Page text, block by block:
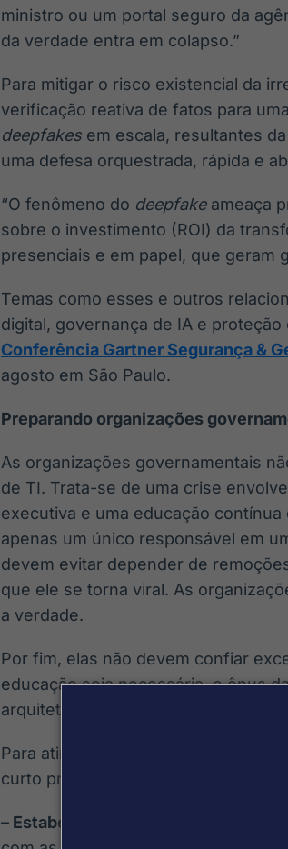
ministro ou um portal seguro da
da verdade entra em colapso.”
Para mitigar o risco existencial da
verificação reativa de fatos para
deepfakes em escala, resultantes
uma defesa orquestrada, rápida e
“O fenômeno do deepfakeameaça
sobre o investimento (ROI) da
presenciais e em papel, que geram
Temas como esses e outros
digital, governança de IA e
Conferência Gartner Segurança &
agosto em São Paulo.
Preparando organizações
As organizações governamentais
de TI. Trata-se de uma crise
executiva e uma educação
apenas um único responsável em
devem evitar depender de
que ele se torna viral. As
a verdade.
Por fim, elas não devem confiar
educação seja necessária, o ônus
arquitetura institucional por meio
Para atingir esses objetivos, as
curto prazo:
– Estabelecer um conselho de